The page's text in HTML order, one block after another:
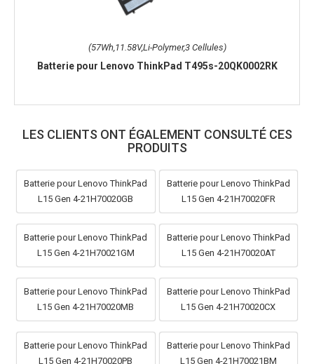
(57Wh,11.58V,Li-Polymer,3 Cellules)
Batterie pour Lenovo ThinkPad T495s-20QK0002RK
LES CLIENTS ONT ÉGALEMENT CONSULTÉ CES
PRODUITS
Batterie pour Lenovo ThinkPad
L15 Gen 4-21H70020GB
Batterie pour Lenovo ThinkPad
L15 Gen 4-21H70020FR
Batterie pour Lenovo ThinkPad
L15 Gen 4-21H70021GM
Batterie pour Lenovo ThinkPad
L15 Gen 4-21H70020AT
Batterie pour Lenovo ThinkPad
L15 Gen 4-21H70020MB
Batterie pour Lenovo ThinkPad
L15 Gen 4-21H70020CX
Batterie pour Lenovo ThinkPad
L15 Gen 4-21H70020PB
Batterie pour Lenovo ThinkPad
L15 Gen 4-21H70021BM